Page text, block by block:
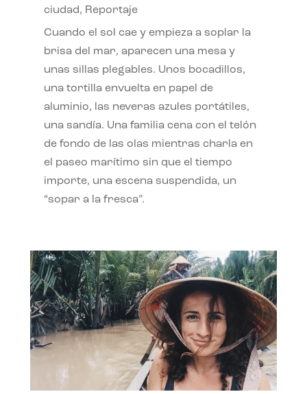
ciudad, Reportaje
Cuando el sol cae y empieza a soplar la
brisa del mar, aparecen una mesa y
unas sillas plegables. Unos bocadillos,
una tortilla envuelta en papel de
aluminio, las neveras azules portátiles,
una sandía. Una familia cena con el telón
de fondo de las olas mientras charla en
el paseo marítimo sin que el tiempo
importe, una escena suspendida, un
“sopar a la fresca”.